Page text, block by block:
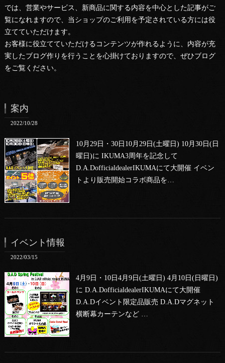
では、営業やサービス、新商品に関する内容を中心とした記事がご
覧になれますので、当ショップのご利用を予定されている方には役
立てていただけます。
お客様に役立てていただけるコンテンツが作れるように、内容が充
実したブログ作りを行うことを心掛けておりますので、ぜひブログ
をご覧ください。
案内
2022/10/28
10月29日・30日10月29日(土曜日) 10月30日(日
曜日)に IKUMA3周年を記念して
D.A.DofficialdealerIKUMAにて大開催 イベン
トより販売開始コラボ商品を…
イベント情報
2022/03/15
4月9日・10日4月9日(土曜日) 4月10日(日曜日)
に D.A.DofficialdealerIKUMAにて大開催
D.A.Dイベント限定品販売 D.A.Dマグネット
横断幕カーテンなど …